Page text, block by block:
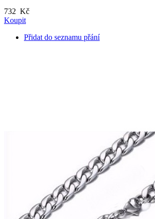
732 Kč
Koupit
Přidat do seznamu přání